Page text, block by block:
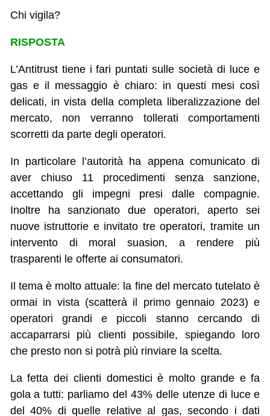
Chi vigila?
RISPOSTA
L’Antitrust tiene i fari puntati sulle società di luce e
gas e il messaggio è chiaro: in questi mesi così
delicati, in vista della completa liberalizzazione del
mercato, non verranno tollerati comportamenti
scorretti da parte degli operatori.
In particolare l’autorità ha appena comunicato di
aver chiuso 11 procedimenti senza sanzione,
accettando gli impegni presi dalle compagnie.
Inoltre ha sanzionato due operatori, aperto sei
nuove istruttorie e invitato tre operatori, tramite un
intervento di moral suasion, a rendere più
trasparenti le offerte ai consumatori.
Il tema è molto attuale: la fine del mercato tutelato è
ormai in vista (scatterà il primo gennaio 2023) e
operatori grandi e piccoli stanno cercando di
accaparrarsi più clienti possibile, spiegando loro
che presto non si potrà più rinviare la scelta.
La fetta dei clienti domestici è molto grande e fa
gola a tutti: parliamo del 43% delle utenze di luce e
del 40% di quelle relative al gas, secondo i dati